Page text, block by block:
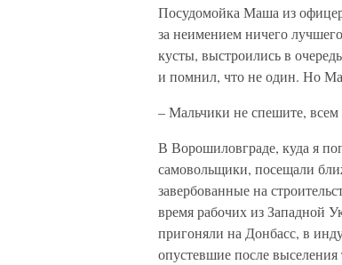
Посудомойка Маша из
за неимением ничего
кусты, выстроились в
и помнил, что не один. Но
– Мальчики не спешите, всем
В Ворошиловграде, куда я
самовольщики, посещали
завербованные на
время рабочих из Западной
пригоняли на Донбасс, в
опустевшие после